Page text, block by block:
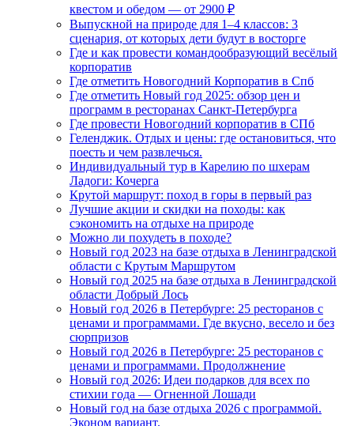
квестом и обедом — от 2900 ₽
Выпускной на природе для 1–4 классов: 3
сценария, от которых дети будут в восторге
Где и как провести командообразующий весёлый
корпоратив
Где отметить Новогодний Корпоратив в Спб
Где отметить Новый год 2025: обзор цен и
программ в ресторанах Санкт-Петербурга
Где провести Новогодний корпоратив в СПб
Геленджик. Отдых и цены: где остановиться, что
поесть и чем развлечься.
Индивидуальный тур в Карелию по шхерам
Ладоги: Кочерга
Крутой маршрут: поход в горы в первый раз
Лучшие акции и скидки на походы: как
сэкономить на отдыхе на природе
Можно ли похудеть в походе?
Новый год 2023 на базе отдыха в Ленинградской
области с Крутым Маршрутом
Новый год 2025 на базе отдыха в Ленинградской
области Добрый Лось
Новый год 2026 в Петербурге: 25 ресторанов с
ценами и программами. Где вкусно, весело и без
сюрпризов
Новый год 2026 в Петербурге: 25 ресторанов с
ценами и программами. Продолжнение
Новый год 2026: Идеи подарков для всех по
стихии года — Огненной Лошади
Новый год на базе отдыха 2026 с программой.
Эконом вариант.